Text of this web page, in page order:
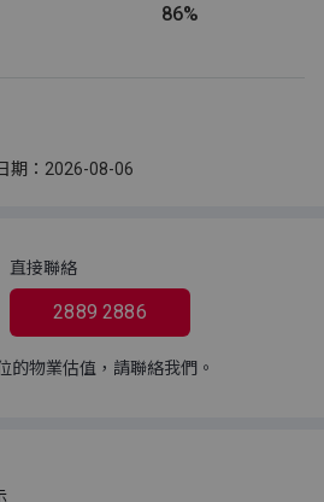
86%
期：2026-08-06
直接聯絡
2889 2886
的物業估值，請聯絡我們。